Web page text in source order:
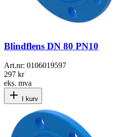
Blindflens DN 80 PN10
Art.nr: 0106019597
297 kr
eks. mva
I kurv